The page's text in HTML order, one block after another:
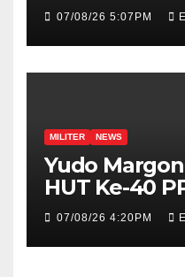
07/08/26 5:07PM
MILITER NEWS
Yudo
HUT Ke-40
Kalibata
07/08/26 4:20PM